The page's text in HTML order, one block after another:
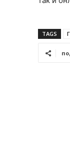
TAGS